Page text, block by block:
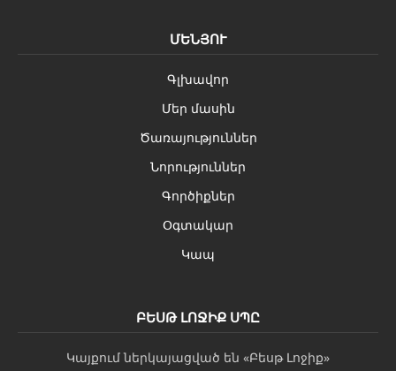
ՄԵՆՅՈՒ
Գլխավոր
Մեր մասին
Ծառայություններ
Նորություններ
Գործիքներ
Օգտակար
Կապ
ԲԵՍԹ ԼՈՋԻՔ ՍՊԸ
Կայքում ներկայացված են «Բեսթ Լոջիք»